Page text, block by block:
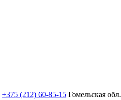
+375 (212) 60-85-15 Гомельская обл.